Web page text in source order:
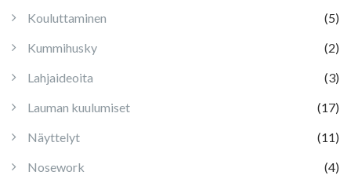
Kouluttaminen
(5)
Kummihusky
(2)
Lahjaideoita
(3)
Lauman kuulumiset
(17)
Näyttelyt
(11)
Nosework
(4)